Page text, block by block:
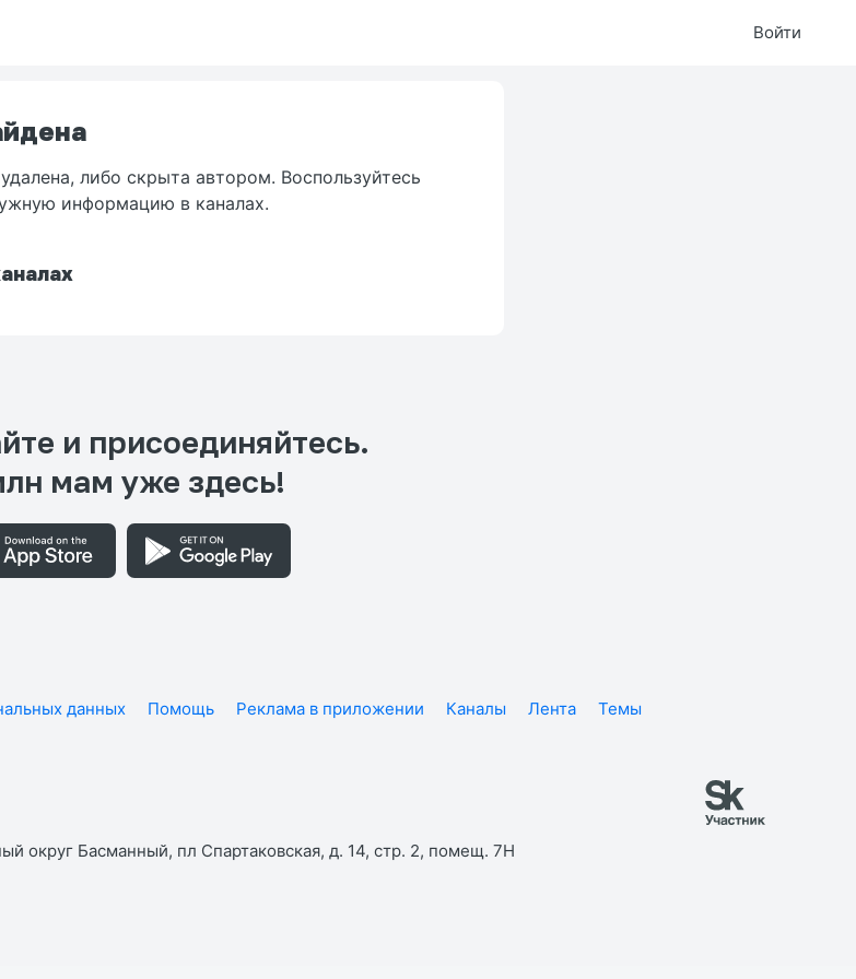
Войти
либо скрыта автором. Воспользуйтесь
информацию в каналах.
и присоединяйтесь.
мам уже здесь!
данных Помощь Реклама в приложении Каналы Лента
Темы
округ Басманный, пл Спартаковская, д. 14, стр. 2, помещ. 7Н